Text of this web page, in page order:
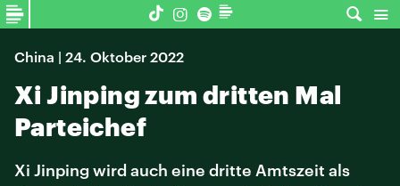
China | 24. Oktober 2022
Xi Jinping zum dritten Mal
Parteichef
Xi Jinping wird auch eine dritte Amtszeit als